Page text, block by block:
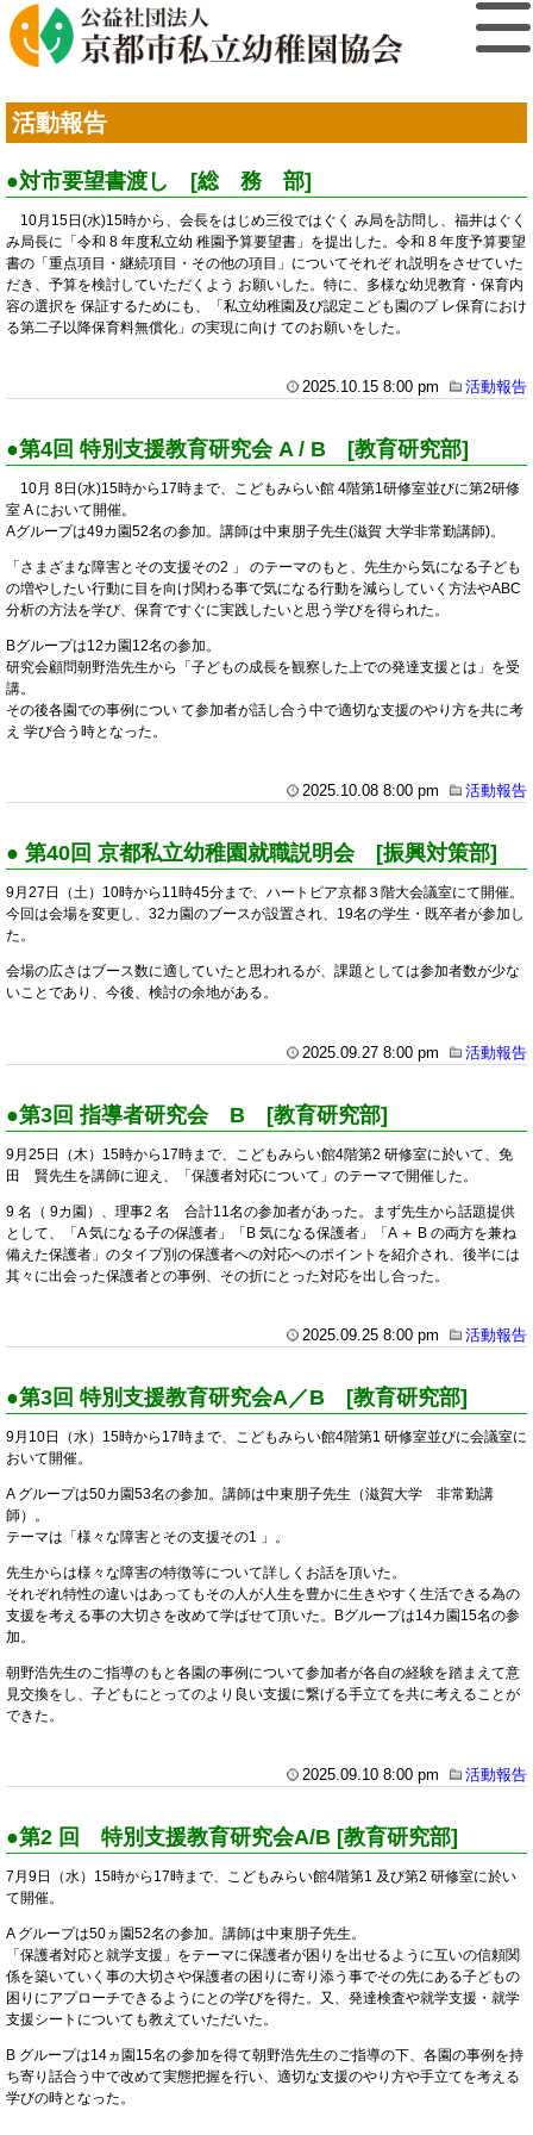
活動報告
●対市要望書渡し [総 務 部]
10月15日(水)15時から、会長をはじめ三役ではぐく み局を訪問し、福井はぐく
み局長に「令和 8 年度私立幼 稚園予算要望書」を提出した。令和 8 年度予算要望
書の「重点項目・継続項目・その他の項目」についてそれぞ れ説明をさせていた
だき、予算を検討していただくよう お願いした。特に、多様な幼児教育・保育内
容の選択を 保証するためにも、「私立幼稚園及び認定こども園のプ レ保育におけ
る第二子以降保育料無償化」の実現に向け てのお願いをした。
2025.10.15 8:00 pm 活動報告
●第4回 特別支援教育研究会 A / B [教育研究部]
10月 8日(水)15時から17時まで、こどもみらい館 4階第1研修室並びに第2研修
室 A において開催。
Aグループは49カ園52名の参加。講師は中東朋子先生(滋賀 大学非常勤講師)。
「さまざまな障害とその支援その2 」 のテーマのもと、先生から気になる子ども
の増やしたい行動に目を向け関わる事で気になる行動を減らしていく方法やABC
分析の方法を学び、保育ですぐに実践したいと思う学びを得られた。
Bグループは12カ園12名の参加。
研究会顧問朝野浩先生から「子どもの成長を観察した上での発達支援とは」を受
講。
その後各園での事例につい て参加者が話し合う中で適切な支援のやり方を共に考
え 学び合う時となった。
2025.10.08 8:00 pm 活動報告
● 第40回 京都私立幼稚園就職説明会 [振興対策部]
9月27日（土）10時から11時45分まで、ハートピア京都３階大会議室にて開催。
今回は会場を変更し、32カ園のブースが設置され、19名の学生・既卒者が参加し
た。
会場の広さはブース数に適していたと思われるが、課題としては参加者数が少な
いことであり、今後、検討の余地がある。
2025.09.27 8:00 pm 活動報告
●第3回 指導者研究会 B [教育研究部]
9月25日（木）15時から17時まで、こどもみらい館4階第2 研修室に於いて、免
田 賢先生を講師に迎え、「保護者対応について」のテーマで開催した。
9 名（ 9カ園）、理事2 名 合計11名の参加者があった。まず先生から話題提供
として、「A 気になる子の保護者」「B 気になる保護者」「A ＋ B の両方を兼ね
備えた保護者」のタイプ別の保護者への対応へのポイントを紹介され、後半には
其々に出会った保護者との事例、その折にとった対応を出し合った。
2025.09.25 8:00 pm 活動報告
●第3回 特別支援教育研究会A／B [教育研究部]
9月10日（水）15時から17時まで、こどもみらい館4階第1 研修室並びに会議室に
おいて開催。
A グループは50カ園53名の参加。講師は中東朋子先生（滋賀大学 非常勤講
師）。
テーマは「様々な障害とその支援その1 」。
先生からは様々な障害の特徴等について詳しくお話を頂いた。
それぞれ特性の違いはあってもその人が人生を豊かに生きやすく生活できる為の
支援を考える事の大切さを改めて学ばせて頂いた。Bグループは14カ園15名の参
加。
朝野浩先生のご指導のもと各園の事例について参加者が各自の経験を踏まえて意
見交換をし、子どもにとってのより良い支援に繋げる手立てを共に考えることが
できた。
2025.09.10 8:00 pm 活動報告
●第2 回 特別支援教育研究会A/B [教育研究部]
7月9日（水）15時から17時まで、こどもみらい館4階第1 及び第2 研修室に於い
て開催。
A グループは50ヵ園52名の参加。講師は中東朋子先生。
「保護者対応と就学支援」をテーマに保護者が困りを出せるように互いの信頼関
係を築いていく事の大切さや保護者の困りに寄り添う事でその先にある子どもの
困りにアプローチできるようにとの学びを得た。又、発達検査や就学支援・就学
支援シートについても教えていただいた。
B グループは14ヵ園15名の参加を得て朝野浩先生のご指導の下、各園の事例を持
ち寄り話合う中で改めて実態把握を行い、適切な支援のやり方や手立てを考える
学びの時となった。